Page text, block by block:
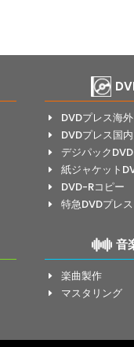
E DVDプレス海外
E DVDプレス国内
E デジパックDVD
E 紙ジャケット
E DVD-Rコピー
E 特急DVDプレス
音
E 楽曲製作
E マスタリング